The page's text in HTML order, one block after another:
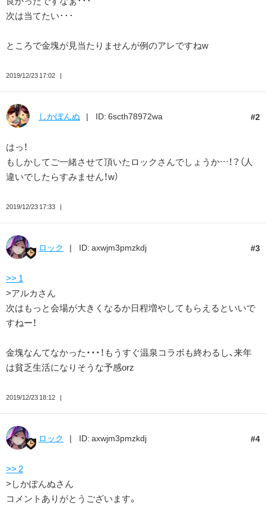
次は当てたい･･･
ところで金塊が見当たりませんが例のアレですねw
2019/12/23 17:02
2
しかぽんぬ ID: 6scth78972wa
はっ！
もしかしてご一緒させて頂いたロックさんでしょうか…！？（人
違いでしたらすみません！w）
2019/12/23 17:33
3
ロック ID: axwjm3pmzkdj
>> 1
>アルカさん
次はもっと会場が大きくなるか日程増やしてもらえるといいで
すねー！
金塊なんてなかった・・・！もうすぐ温泉コラボも終わるし、来年
は貧乏生活になりそうな予感orz
2019/12/23 18:12
4
ロック ID: axwjm3pmzkdj
>> 2
>しかぽんぬさん
コメントありがとうございます。